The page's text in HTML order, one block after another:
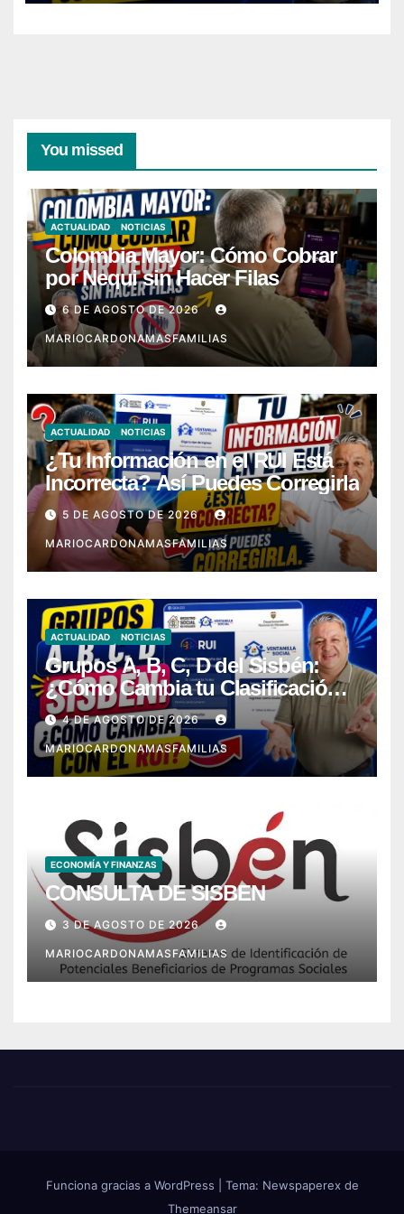
You missed
ACTUALIDAD NOTICIAS
Colombia Mayor: Cómo Cobrar
por Nequi sin Hacer Filas
6 DE AGOSTO DE 2026
MARIOCARDONAMASFAMILIAS
ACTUALIDAD NOTICIAS
¿Tu Información en el RUI Está
Incorrecta? Así Puedes Corregirla
5 DE AGOSTO DE 2026
MARIOCARDONAMASFAMILIAS
ACTUALIDAD NOTICIAS
Grupos A, B, C, D del Sisbén:
¿Cómo Cambia tu Clasificación
con el RUI?
4 DE AGOSTO DE 2026
MARIOCARDONAMASFAMILIAS
ECONOMÍA Y FINANZAS
CONSULTA DE SISBEN
3 DE AGOSTO DE 2026
MARIOCARDONAMASFAMILIAS
Funciona gracias a WordPress
Tema: Newspaperex de
Themeansar